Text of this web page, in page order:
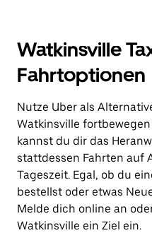
Watkinsville
Fahrtoptionen
Nutze Uber als
Watkinsville
kannst du dir das
stattdessen Fahrten auf
Tageszeit. Egal, ob du
bestellst oder etwas
Melde dich online an
Watkinsville ein Ziel ein.